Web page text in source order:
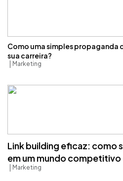
Como uma simples propaganda
sua carreira?
Marketing
Link building eficaz: como
em um mundo competitivo
Marketing